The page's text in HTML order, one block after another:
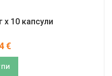
10 капсули
€